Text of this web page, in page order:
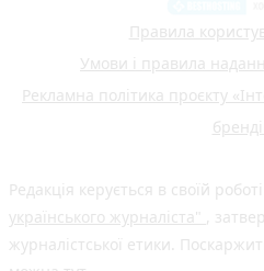
Правила
Умови і правила
Рекламна політика проєкту
Редакція керується в своїй роботі
українського журналіста"
,
журналістської етики.